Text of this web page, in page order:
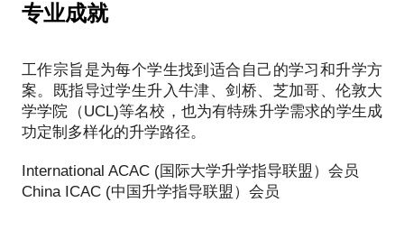
这些年我见证了学校学生群体的变化，看到了盲目转
校对一些孩子的伤害，听到了诸多家长和孩子对于择
校和学业规划的焦虑和误区，面对汹涌的校外补习和
各种升学机构时的无所适从，以及新冠疫情下家长和
相比较十几年前的信息不足和难以获取，现在的孩子
和家长面对的困境是太多难以分辨的信息、各种机构
专业成就
工作宗旨是为每个学生找到适合自己的学习和升学方
案。既指导过学生升入牛津、剑桥、芝加哥、伦敦大
学学院（UCL)等名校，也为有特殊升学需求的学生成
功定制多样化的升学路径。
International ACAC (国际大学升学指导联盟）会员